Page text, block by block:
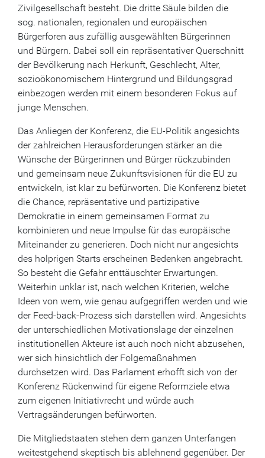
Zivilgesellschaft besteht. Die dritte Säule bilden die
sog. nationalen, regionalen und europäischen
Bürgerforen aus zufällig ausgewählten Bürgerinnen
und Bürgern. Dabei soll ein repräsentativer Querschnitt
der Bevölkerung nach Herkunft, Geschlecht, Alter,
sozioökonomischem Hintergrund und Bildungsgrad
einbezogen werden mit einem besonderen Fokus auf
junge Menschen.
Das Anliegen der Konferenz, die EU-Politik angesichts
der zahlreichen Herausforderungen stärker an die
Wünsche der Bürgerinnen und Bürger rückzubinden
und gemeinsam neue Zukunftsvisionen für die EU zu
entwickeln, ist klar zu befürworten. Die Konferenz bietet
die Chance, repräsentative und partizipative
Demokratie in einem gemeinsamen Format zu
kombinieren und neue Impulse für das europäische
Miteinander zu generieren. Doch nicht nur angesichts
des holprigen Starts erscheinen Bedenken angebracht.
So besteht die Gefahr enttäuschter Erwartungen.
Weiterhin unklar ist, nach welchen Kriterien, welche
Ideen von wem, wie genau aufgegriffen werden und wie
der Feed-back-Prozess sich darstellen wird. Angesichts
der unterschiedlichen Motivationslage der einzelnen
institutionellen Akteure ist auch noch nicht abzusehen,
wer sich hinsichtlich der Folgemaßnahmen
durchsetzen wird. Das Parlament erhofft sich von der
Konferenz Rückenwind für eigene Reformziele etwa
zum eigenen Initiativrecht und würde auch
Vertragsänderungen befürworten.
Die Mitgliedstaaten stehen dem ganzen Unterfangen
weitestgehend skeptisch bis ablehnend gegenüber. Der